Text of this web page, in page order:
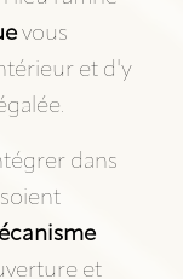
vous
et d'y
dans
et